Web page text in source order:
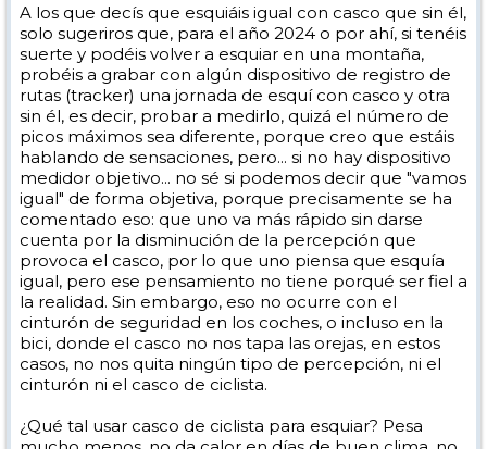
A los que decís que esquiáis igual con casco que sin él,
solo sugeriros que, para el año 2024 o por ahí, si tenéis
suerte y podéis volver a esquiar en una montaña,
probéis a grabar con algún dispositivo de registro de
rutas (tracker) una jornada de esquí con casco y otra
sin él, es decir, probar a medirlo, quizá el número de
picos máximos sea diferente, porque creo que estáis
hablando de sensaciones, pero... si no hay dispositivo
medidor objetivo... no sé si podemos decir que "vamos
igual" de forma objetiva, porque precisamente se ha
comentado eso: que uno va más rápido sin darse
cuenta por la disminución de la percepción que
provoca el casco, por lo que uno piensa que esquía
igual, pero ese pensamiento no tiene porqué ser fiel a
la realidad. Sin embargo, eso no ocurre con el
cinturón de seguridad en los coches, o incluso en la
bici, donde el casco no nos tapa las orejas, en estos
casos, no nos quita ningún tipo de percepción, ni el
cinturón ni el casco de ciclista.
¿Qué tal usar casco de ciclista para esquiar? Pesa